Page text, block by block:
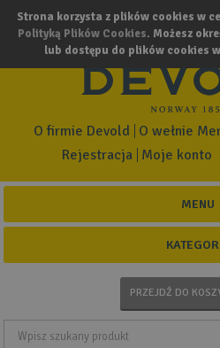
Strona korzysta z plików cookies w
Polityką Plików Cookies. Możesz
lub dostępu do plików cookies
Rejestracja Moje konto
O firmie Devold O wełnie
MENU
PRZEJDŹ DO